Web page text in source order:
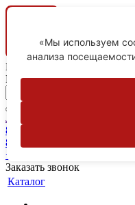
Ваш город
Пятигорск
Личный кабинет
8-800-775-59-89
8-800-775-59-89
+7 918 754-83-77
Заказать звонок
Каталог
«Мы используем
анализа